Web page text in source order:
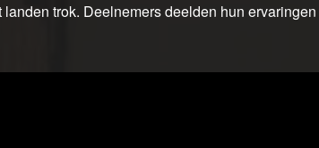
trok. Deelnemers deelden hun ervaringen